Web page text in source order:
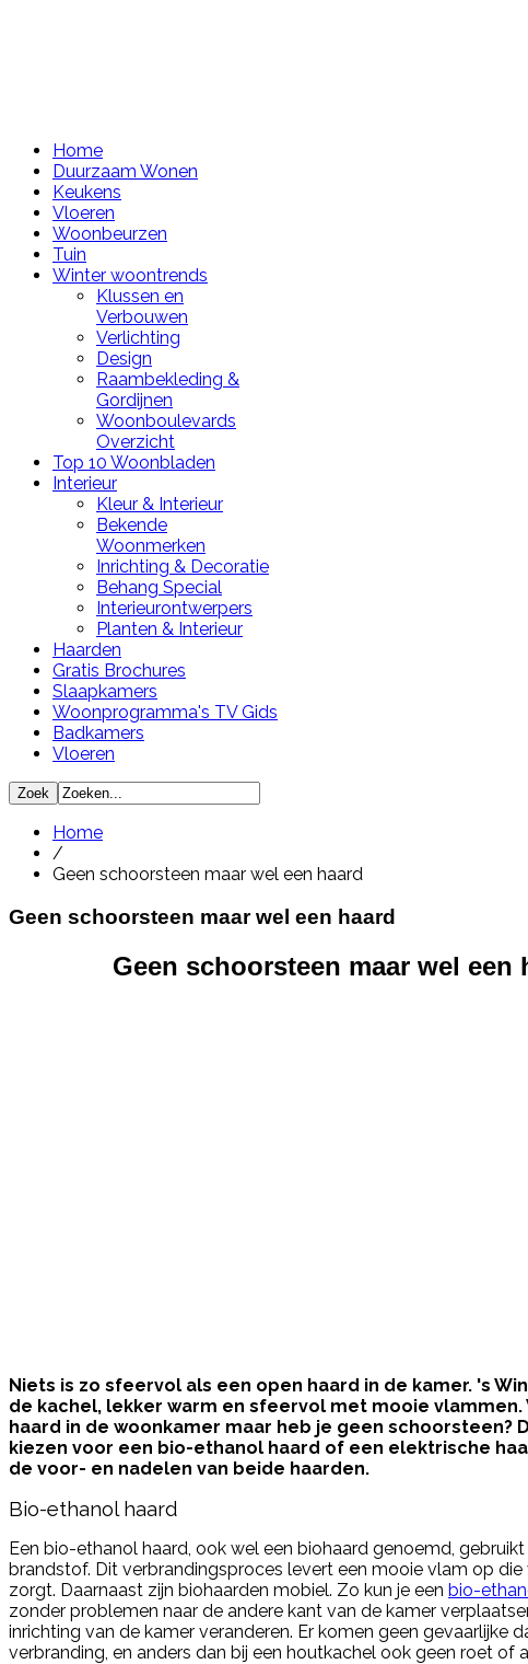
Home
Duurzaam Wonen
Keukens
Vloeren
Woonbeurzen
Tuin
Winter woontrends
Klussen en
Verbouwen
Verlichting
Design
Raambekleding &
Gordijnen
Woonboulevards
Overzicht
Top 10 Woonbladen
Interieur
Kleur & Interieur
Bekende
Woonmerken
Inrichting & Decoratie
Behang Special
Interieurontwerpers
Planten & Interieur
Haarden
Gratis Brochures
Slaapkamers
Woonprogramma's TV Gids
Badkamers
Vloeren
Home
/
Geen schoorsteen maar wel een haard
Geen schoorsteen maar wel een haard
Geen schoorsteen maar wel een
Niets is zo sfeervol als een open haard in de kamer. 's
de kachel, lekker warm en sfeervol met mooie vlammen.
haard in de woonkamer maar heb je geen schoorsteen?
kiezen voor een bio-ethanol haard of een elektrische
de voor- en nadelen van beide haarden.
Bio-ethanol haard
Een bio-ethanol haard, ook wel een biohaard genoemd,
brandstof. Dit verbrandingsproces levert een mooie vlam op
zorgt. Daarnaast zijn biohaarden mobiel. Zo kun je een bio-
zonder problemen naar de andere kant van de kamer
inrichting van de kamer veranderen. Er komen geen gevaarlijke
verbranding, en anders dan bij een houtkachel ook geen roet of